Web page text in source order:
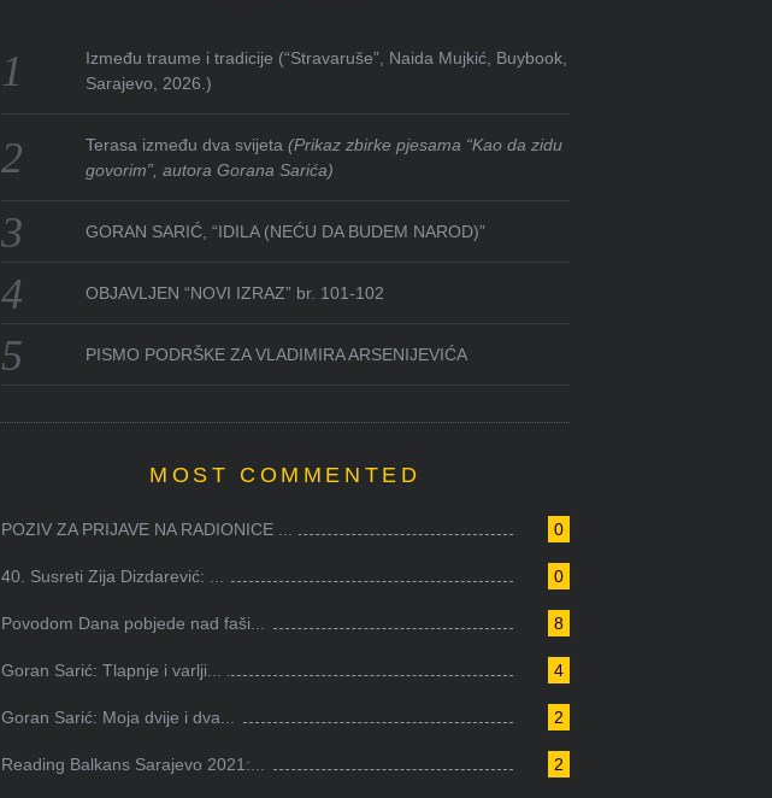
Između traume i tradicije (“Stravaruše”, Naida Mujkić, Buybook,
Sarajevo, 2026.)
Terasa između dva svijeta(Prikaz zbirke pjesama “Kao da zidu
govorim”, autora Gorana Sarića)
GORAN SARIĆ, “IDILA (NEĆU DA BUDEM NAROD)”
OBJAVLJEN “NOVI IZRAZ” br. 101-102
PISMO PODRŠKE ZA VLADIMIRA ARSENIJEVIĆA
MOST COMMENTED
0
POZIV ZA PRIJAVE NA RADIONICE ...
0
40. Susreti Zija Dizdarević: ...
8
Povodom Dana pobjede nad faši...
4
Goran Sarić: Tlapnje i varlji...
2
Goran Sarić: Moja dvije i dva...
2
Reading Balkans Sarajevo 2021:...